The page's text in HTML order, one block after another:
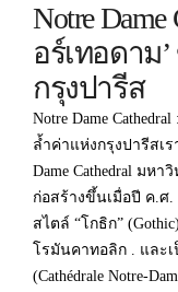
Notre
อร์เทอดาม
กรุงปารีส
Notre Dame
ล้ำค่าแห่งกรุงปารีสเ
Dame Cathedral มห
ก่อสร้างขึ้นเมื่อปี ค.ศ.
สไตล์ “โกธิก” (Gothic)
โรมันคาทอลิก . และ
(Cathédrale Notre-